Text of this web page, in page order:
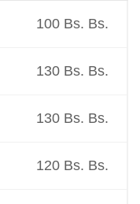
100 Bs. Bs.
130 Bs. Bs.
130 Bs. Bs.
120 Bs. Bs.